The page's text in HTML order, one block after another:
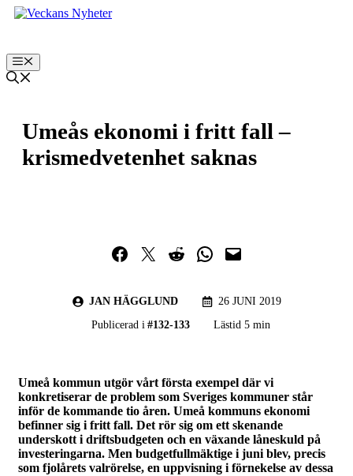
Hoppa
Meny
Umeås ekonomi i fritt fall –
krismedvetenhet saknas
Dela på Facebook
Dela på TwitterDela på RedditDela i WhatsApp
Maila en länk
JAN HÄGGLUND
26 JUNI 2019
Publicerad i #132-133 Lästid 5 min
Umeå kommun utgör vårt första exempel där vi
konkretiserar de problem som Sveriges kommuner står
inför de kommande tio åren. Umeå kommuns ekonomi
befinner sig i fritt fall. Det rör sig om ett skenande
underskott i driftsbudgeten och en växande låneskuld på
investeringarna. Men budgetfullmäktige i juni blev, precis
som fjolårets valrörelse, en uppvisning i förnekelse av dessa